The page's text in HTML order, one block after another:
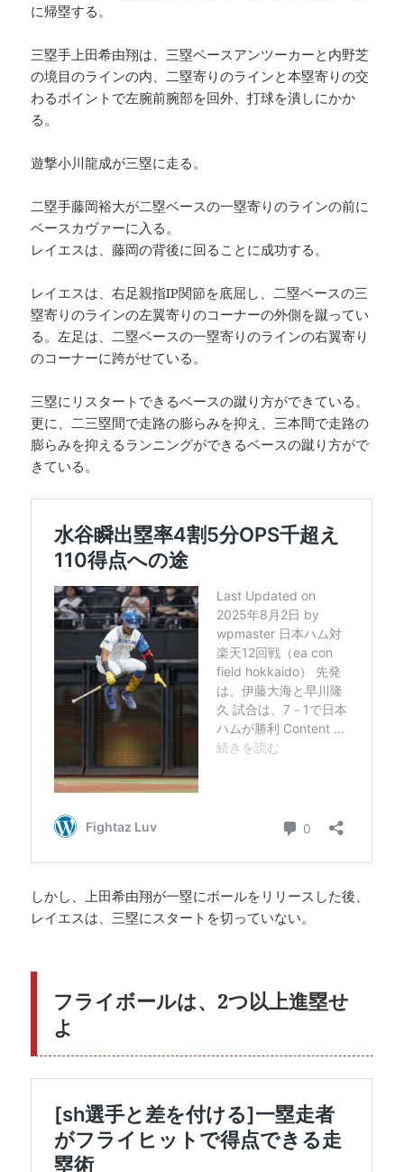
に帰塁する。
三塁手上田希由翔は、三塁ベースアンツーカーと内野芝
の境目のラインの内、二塁寄りのラインと本塁寄りの交
わるポイントで左腕前腕部を回外、打球を潰しにかか
る。
遊撃小川龍成が三塁に走る。
二塁手藤岡裕大が二塁ベースの一塁寄りのラインの前に
ベースカヴァーに入る。
レイエスは、藤岡の背後に回ることに成功する。
レイエスは、右足親指IP関節を底屈し、二塁ベースの三
塁寄りのラインの左翼寄りのコーナーの外側を蹴ってい
る。左足は、二塁ベースの一塁寄りのラインの右翼寄り
のコーナーに跨がせている。
三塁にリスタートできるベースの蹴り方ができている。
更に、二三塁間で走路の膨らみを抑え、三本間で走路の
膨らみを抑えるランニングができるベースの蹴り方がで
きている。
しかし、上田希由翔が一塁にボールをリリースした後、
レイエスは、三塁にスタートを切っていない。
フライボールは、2つ以上進塁せ
よ